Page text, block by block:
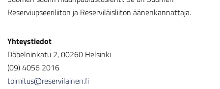
Reserviupseeriliiton ja Reserviläisliiton äänenkannattaja.
Yhteystiedot
Döbelninkatu 2, 00260 Helsinki
(09) 4056 2016
toimitus@reservilainen.fi